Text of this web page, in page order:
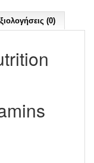
(0)